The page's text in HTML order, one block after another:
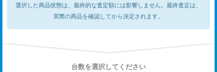
選択した商品状態は、最終的な査定額には影響しません。 最終査定は、
実際の商品を確認してから決定されます。
台数を選択してください